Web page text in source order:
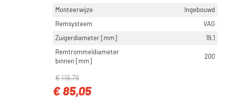
Monteerwijze
Ingebouwd
Remsysteem
VAG
Zuigerdiameter [mm]
19,1
Remtrommeldiameter
binnen [mm]
200
€ 119,79
€ 85,05